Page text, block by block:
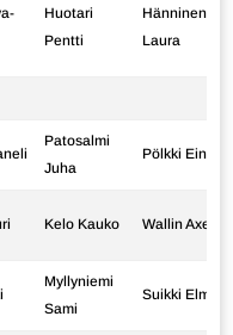
Huotari
Pentti
Hänninen
Laura
Patosalmi
Juha
Pölkki Eino
Kelo Kauko Wallin Axel
Myllyniemi
Sami
Suikki Elmo